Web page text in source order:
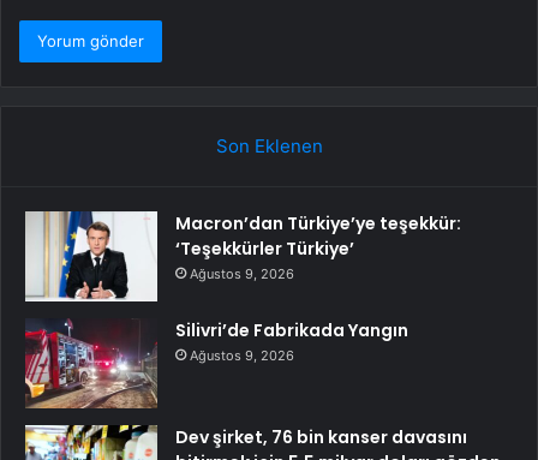
Son Eklenen
Macron’dan Türkiye’ye teşekkür:
‘Teşekkürler Türkiye’
Ağustos 9, 2026
Silivri’de Fabrikada Yangın
Ağustos 9, 2026
Dev şirket, 76 bin kanser davasını